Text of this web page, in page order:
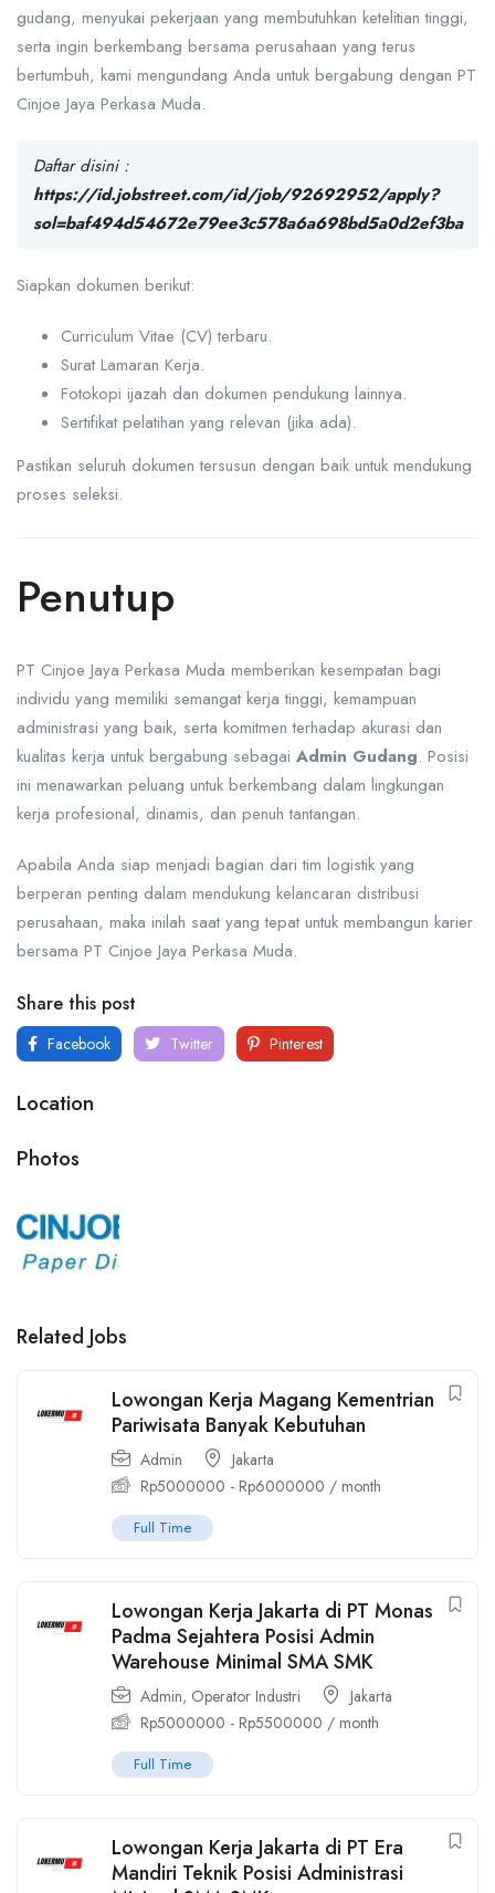
gudang, menyukai pekerjaan yang membutuhkan ketelitian tinggi,
serta ingin berkembang bersama perusahaan yang terus
bertumbuh, kami mengundang Anda untuk bergabung dengan PT
Cinjoe Jaya Perkasa Muda.
Daftar disini :
https://id.jobstreet.com/id/job/92692952/apply?
sol=baf494d54672e79ee3c578a6a698bd5a0d2ef3ba
Siapkan dokumen berikut:
Curriculum Vitae (CV) terbaru.
Surat Lamaran Kerja.
Fotokopi ijazah dan dokumen pendukung lainnya.
Sertifikat pelatihan yang relevan (jika ada).
Pastikan seluruh dokumen tersusun dengan baik untuk mendukung
proses seleksi.
Penutup
PT Cinjoe Jaya Perkasa Muda memberikan kesempatan bagi
individu yang memiliki semangat kerja tinggi, kemampuan
administrasi yang baik, serta komitmen terhadap akurasi dan
kualitas kerja untuk bergabung sebagai Admin Gudang. Posisi
ini menawarkan peluang untuk berkembang dalam lingkungan
kerja profesional, dinamis, dan penuh tantangan.
Apabila Anda siap menjadi bagian dari tim logistik yang
berperan penting dalam mendukung kelancaran distribusi
perusahaan, maka inilah saat yang tepat untuk membangun karier
bersama PT Cinjoe Jaya Perkasa Muda.
Share this post
Facebook Twitter Pinterest
Location
Photos
Related Jobs
Lowongan Kerja Magang Kementrian
Pariwisata Banyak Kebutuhan
Admin
Jakarta
Rp5000000 - Rp6000000 / month
Full Time
Lowongan Kerja Jakarta di PT Monas
Padma Sejahtera Posisi Admin
Warehouse Minimal SMA SMK
Admin, Operator Industri
Jakarta
Rp5000000 - Rp5500000 / month
Full Time
Lowongan Kerja Jakarta di PT Era
Mandiri Teknik Posisi Administrasi